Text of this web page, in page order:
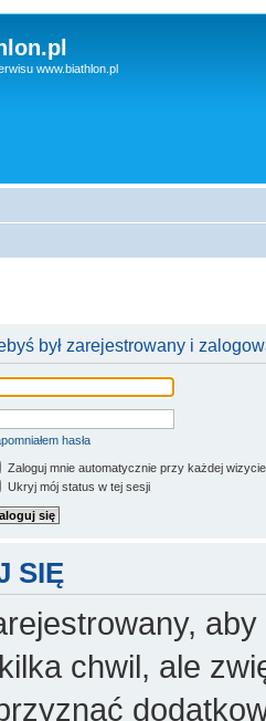
www.biathlon.pl
był zarejestrowany i
hasła
Zaloguj mnie automatycznie przy każdej wizycie
Ukryj mój status w tej sesji
SIĘ
chwil, ale